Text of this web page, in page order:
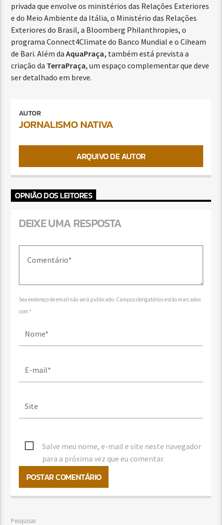
privada que envolve os ministérios das Relações Exteriores
e do Meio Ambiente da Itália, o Ministério das Relações
Exteriores do Brasil, a Bloomberg Philanthropies, o
programa Connect4Climate do Banco Mundial e o Ciheam
de Bari. Além daAquaPraça, também está prevista a
criação da TerraPraça, um espaço complementar que deve
ser detalhado em breve.
AUTOR
JORNALISMO NATIVA
ARQUIVO DE AUTOR
OPNIÃO DOS LEITORES
DEIXE UMA RESPOSTA
Seu endereço de email não será publicado. Campos obrigatórios estão marcados
com *
Salve meu nome, e-mail e site neste navegador
para a próxima vez que eu comentar.
Pesquisar